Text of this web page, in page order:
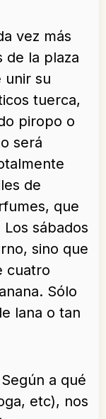
vez más
de la plaza
unir su
tuerca,
piropo o
será
de
que
sábados
sino que
cuatro
Sólo
lana o tan
a qué
etc), nos